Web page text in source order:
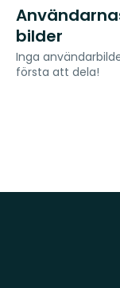
bilder
Inga
första att dela!